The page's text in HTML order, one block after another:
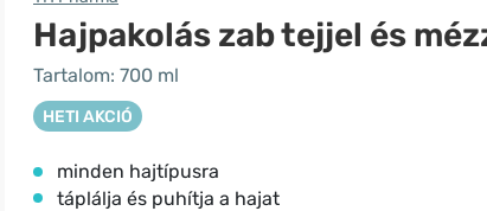
Hajpakolás zab tejjel és
Tartalom: 700 ml
HETI AKCIÓ
minden hajtípusra
táplálja és puhítja a hajat